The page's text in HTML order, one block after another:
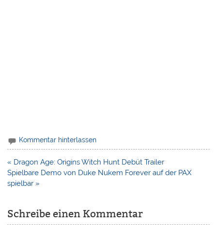
Kommentar hinterlassen
Beitragsnavigation
« Dragon Age: Origins Witch Hunt Debüt Trailer
Spielbare Demo von Duke Nukem Forever auf der PAX
spielbar »
Schreibe einen Kommentar